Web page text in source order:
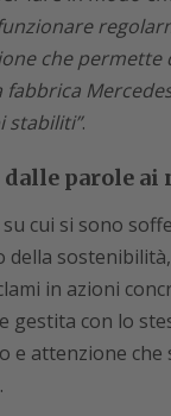
che permette
stabiliti”.
parole ai
cui si sono
della
in azioni
gestita con lo
e attenzione che